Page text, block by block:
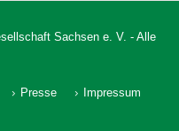
Sachsen e. V. - Alle
Presse Impressum